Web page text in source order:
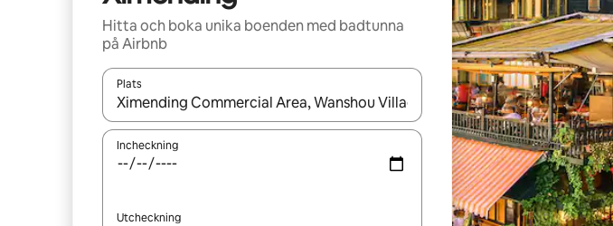
Hitta och boka unika boenden med badtunna
på Airbnb
Plats
När resultaten är tillgängliga kan du navigera med upp- och nedåtpilarna eller
Incheckning
Utcheckning